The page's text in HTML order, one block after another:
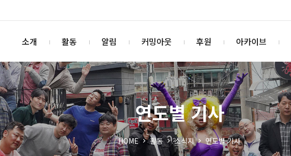
소개 활동 알림 커밍아웃 후원 아카이브
연도별 기사
HOME 활동 소식지 연도별 기사